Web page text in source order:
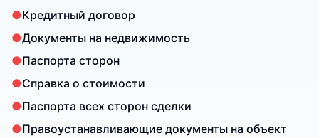
●Кредитный договор
●Документы на недвижимость
●Паспорта сторон
●Справка о стоимости
●Паспорта всех сторон сделки
●Правоустанавливающие документы на объект